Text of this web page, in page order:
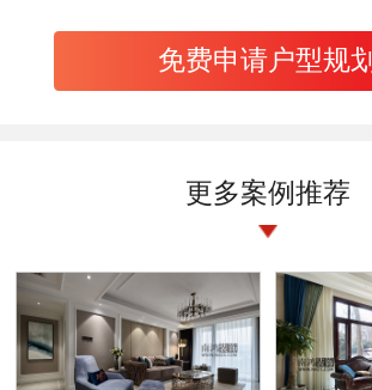
免费申请户型规划
更多案例推荐